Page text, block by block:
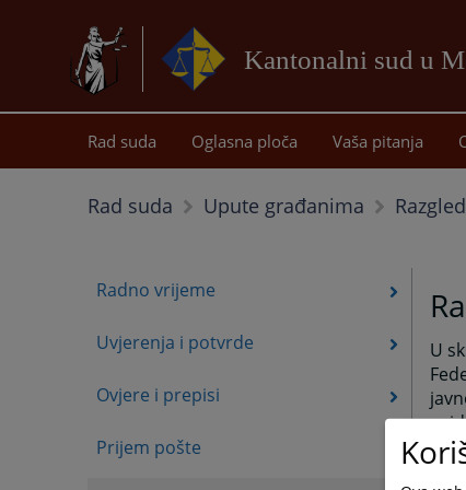
Kantonalni sud u
Rad suda Oglasna ploča Vaša pitanja
Rad suda Upute građanima
Radno vrijeme
Uvjerenja i potvrde
Ovjere i prepisi
Prijem pošte
U